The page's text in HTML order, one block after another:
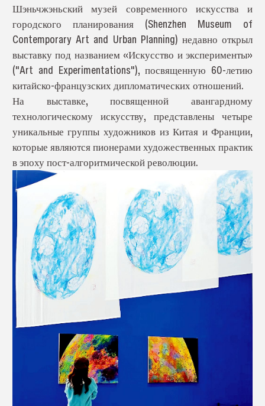
Шэньчжэньский музей современного искусства и
городского планирования (Shenzhen Museum of
Contemporary Art and Urban Planning) недавно открыл
выставку под названием «Искусство и эксперименты»
("Art and Experimentations"), посвященную 60-летию
китайско-французских дипломатических отношений.
На выставке, посвященной авангардному
технологическому искусству, представлены четыре
уникальные группы художников из Китая и Франции,
которые являются пионерами художественных практик
в эпоху пост-алгоритмической революции.